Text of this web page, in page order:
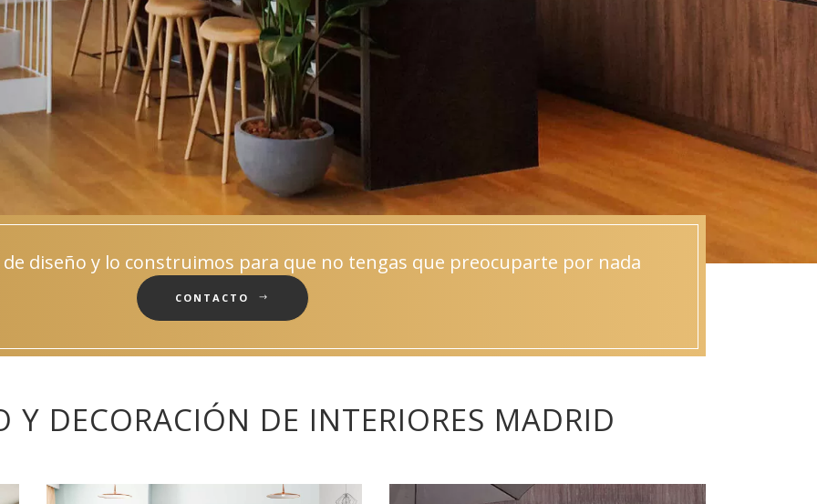
diseño y lo construimos para que no tengas que preocuparte por nada
CONTACTO
Y DECORACIÓN DE INTERIORES MADRID